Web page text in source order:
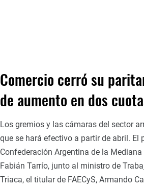
Comercio cerró su
de aumento en dos
Los gremios y las cámaras del sector
que se hará efectivo a partir de abril. El
Confederación Argentina de la Mediana
Fabián Tarrío, junto al ministro de
Triaca, el titular de FAECyS, Armando